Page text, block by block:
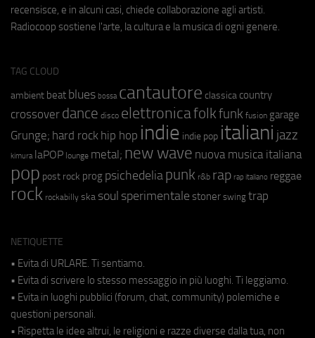
recensisce, e in alcuni casi, chiede collaborazione agli artisti.
Radiocoop sostiene l'arte, la cultura e la musica di ogni genere.
TAG CLOUD
ambient beat blues bossa cantautore classica country
crossover dance disco elettronicafolkfunk fusion garage
Grunge; hard rock hip hop indie indie pop italiani jazz
kimura laPOP lounge metal; new wave nuova musica italiana
pop post rock prog psichedeliapunk r&b rap rap italiano reggae
rock rockabilly ska soul sperimentale stoner swing trap
NETIQUETTE
• Evita di URLARE. Ti sentiamo.
• Evita di scrivere lo stesso messaggio in più luoghi. Ti leggiamo.
• Evita in luoghi pubblici (forum, chat, community) polemiche e
questioni personali.
• Rispetta le idee altrui, le religioni e razze diverse dalla tua, non